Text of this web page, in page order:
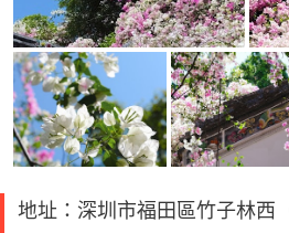
地址：深圳市福田區竹子林西